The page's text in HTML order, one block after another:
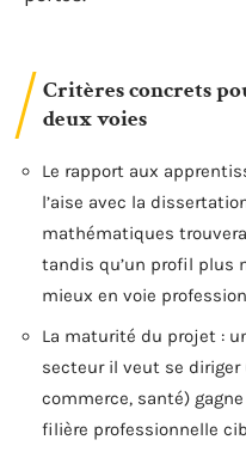
Critères concrets
deux voies
Le rapport aux
l’aise avec la
mathématiques
tandis qu’un profil plus
mieux en voie
La maturité du projet :
secteur il veut se
commerce, santé)
filière professionnelle